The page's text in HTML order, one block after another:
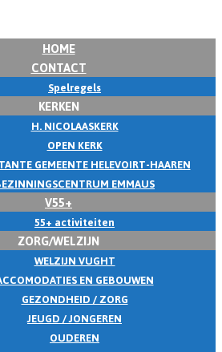
HOME
CONTACT
Spelregels
KERKEN
H. NICOLAASKERK
OPEN KERK
GEMEENTE HELEVOIRT-HAAREN
EMMAUS
V55+
55+ activiteiten
ZORG/WELZIJN
WELZIJN VUGHT
EN GEBOUWEN
GEZONDHEID / ZORG
JEUGD / JONGEREN
OUDEREN